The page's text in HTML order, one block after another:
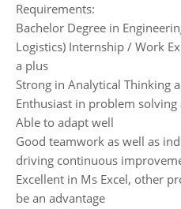
Requirements:
Bachelor Degree in
Logistics) Internship / Work
a plus
Strong in Analytical Thinking
Enthusiast in problem
Able to adapt well
Good teamwork as well as
driving continuous
Excellent in Ms Excel, other
be an advantage